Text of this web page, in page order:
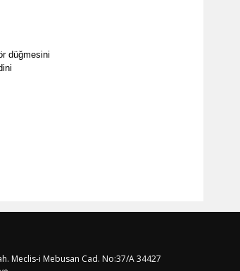
düğmesini
Meclis-i Mebusan Cad. No:37/A 34427